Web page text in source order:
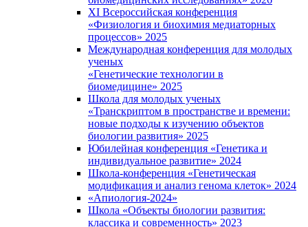
XI Всероссийская конференция
«Физиология и биохимия медиаторных
процессов» 2025
Международная конференция для молодых
ученых
«Генетические технологии в
биомедицине» 2025
Школа для молодых ученых
«Транскриптом в пространстве и времени:
новые подходы к изучению объектов
биологии развития» 2025
Юбилейная конференция «Генетика и
индивидуальное развитие» 2024
Школа-конференция «Генетическая
модификация и анализ генома клеток» 2024
«Апиология-2024»
Школа «Объекты биологии развития:
классика и современность» 2023